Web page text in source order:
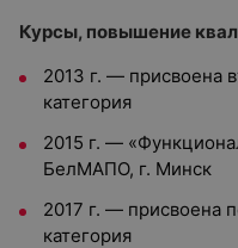
Курсы, повышение
2013 г. — присвоена
категория
2015 г. —
БелМАПО, г. Минск
2017 г. — присвоена
категория